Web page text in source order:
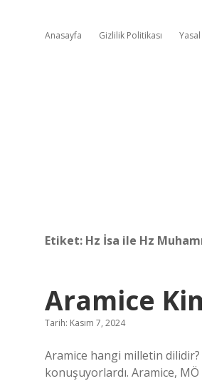
Anasayfa Gizlilik Politikası Yasal
Etiket: Hz İsa ile Hz
Aramice
Tarih: Kasım 7, 2024
Aramice hangi milletin
konuşuyorlardı. Aramice,